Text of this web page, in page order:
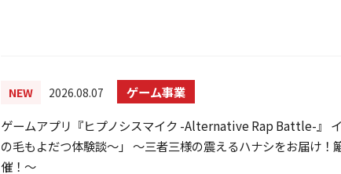
NEW 2026.08.07
ゲーム事業
ゲームアプリ『ヒプノシスマイク -Alternative Rap Battle-』
の毛もよだつ体験談～」 ～三者三様の震えるハナシをお届け
催！～